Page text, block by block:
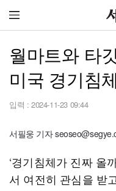
월마트와 타
미국 경기침
입력 : 2024-11-23 09:44
서필웅 기자
‘경기침체가 진짜 올
서 여전히 관심을 받